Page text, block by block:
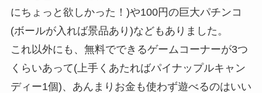
にちょっと欲しかった！)や100円の巨大パチンコ
(ボールが入れば景品あり)などもありました。
これ以外にも、無料でできるゲームコーナーが3つ
くらいあって(上手くあたればパイナップルキャン
ディー1個)、あんまりお金も使わず遊べるのはいい